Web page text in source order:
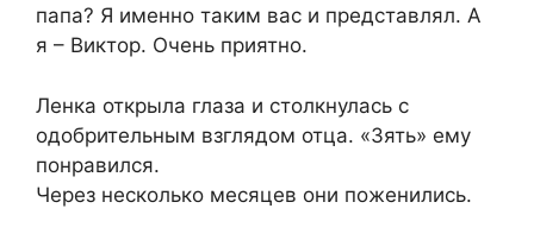
папа? Я именно таким вас и представлял. А
я – Виктор. Очень приятно.
Ленка открыла глаза и столкнулась с
одобрительным взглядом отца. «Зять» ему
понравился.
Через несколько месяцев они поженились.